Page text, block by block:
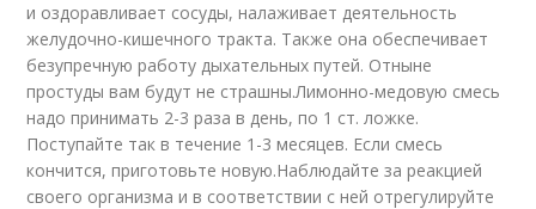
и оздоравливает сосуды, налаживает деятельность
желудочно-кишечного тракта. Также она обеспечивает
безупречную работу дыхательных путей. Отныне
простуды вам будут не страшны.Лимонно-медовую смесь
надо принимать 2-3 раза в день, по 1 ст. ложке.
Поступайте так в течение 1-3 месяцев. Если смесь
кончится, приготовьте новую.Наблюдайте за реакцией
своего организма и в соответствии с ней отрегулируйте